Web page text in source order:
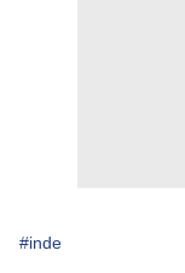
#inde